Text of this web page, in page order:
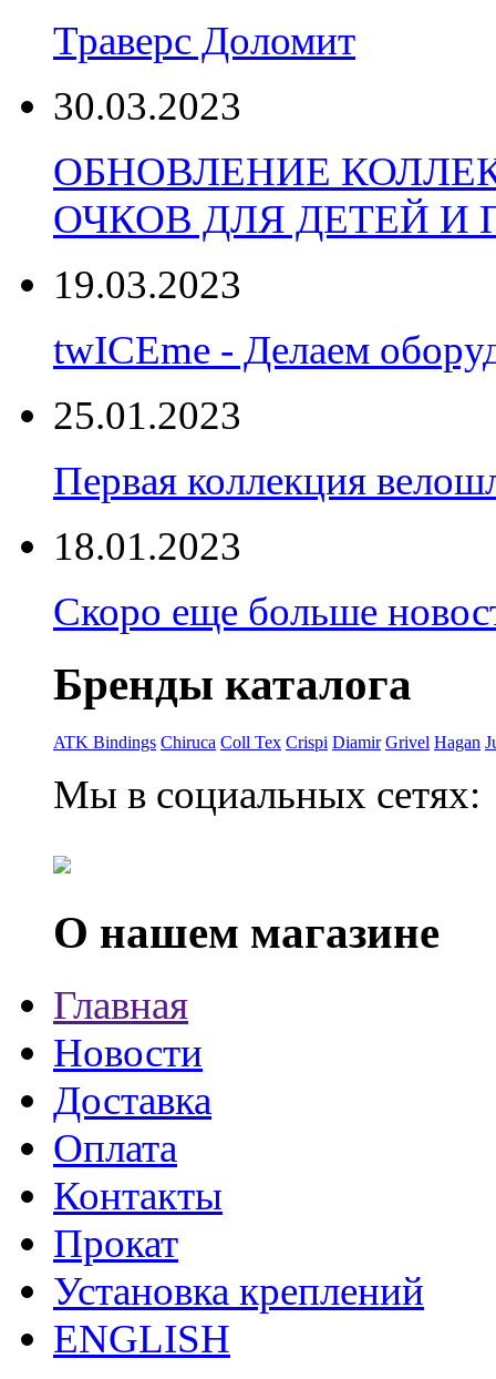
Траверс Доломит
30.03.2023
ОБНОВЛЕНИЕ
ОЧКОВ ДЛЯ ДЕТЕЙ И
19.03.2023
twICEme - Делаем
25.01.2023
Первая коллекция
18.01.2023
Скоро еще больше
Бренды каталога
ATK Bindings Chiruca Coll Tex Crispi Diamir Grivel Hagan
Мы в социальных сетях:
О нашем магазине
Главная
Новости
Доставка
Оплата
Контакты
Прокат
Установка креплений
ENGLISH